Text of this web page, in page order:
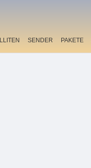
SENDER PAKETE